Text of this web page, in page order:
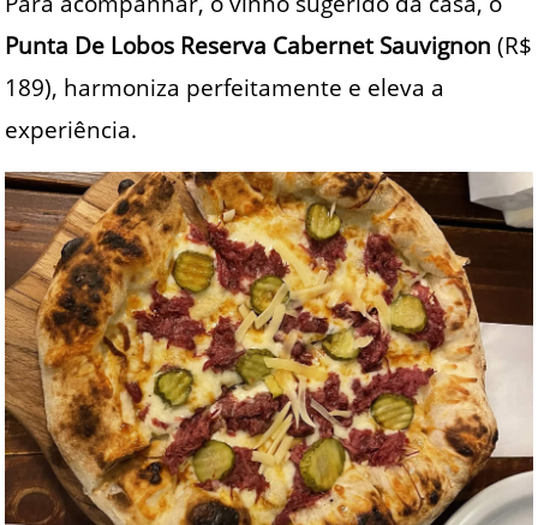
Punta De Lobos Reserva Cabernet Sauvignon (R$
189), harmoniza perfeitamente e eleva a
experiência.